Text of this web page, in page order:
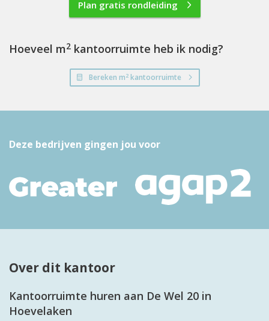
Plan gratis rondleiding
Hoeveel m2 kantoorruimte heb ik nodig?
Bereken m2kantoorruimte
Deze bedrijven gingen jou voor
Over dit kantoor
Kantoorruimte huren aan De Wel 20 in
Hoevelaken